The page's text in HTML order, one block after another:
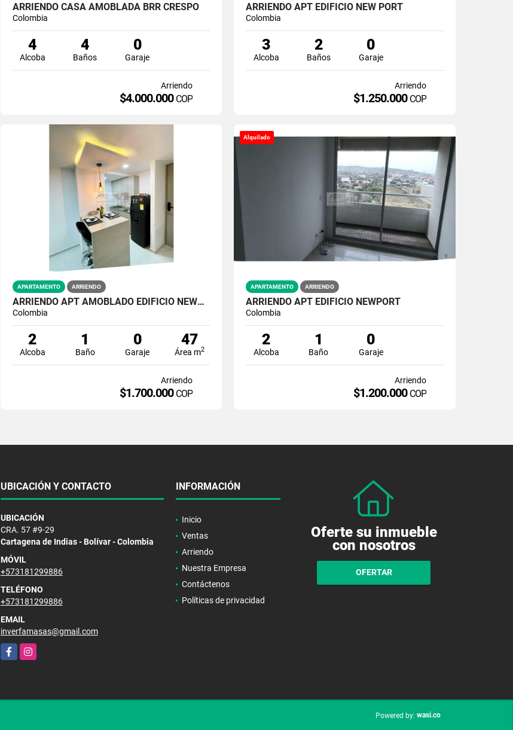
ARRIENDO CASA AMOBLADA BRR CRESPO
Colombia
4
Alcoba
4
Baños
0
Garaje
Arriendo
$4.000.000 COP
ARRIENDO APT EDIFICIO NEW PORT
Colombia
3
Alcoba
2
Baños
0
Garaje
Arriendo
$1.250.000 COP
APARTAMENTO ARRIENDO
ARRIENDO APT AMOBLADO EDIFICIO NEWPORT PORT
Colombia
2
Alcoba
1
Baño
0
Garaje
47
Área m2
Arriendo
$1.700.000 COP
Alquilado
APARTAMENTO ARRIENDO
ARRIENDO APT EDIFICIO NEWPORT
Colombia
2
Alcoba
1
Baño
0
Garaje
Arriendo
$1.200.000 COP
UBICACIÓN Y CONTACTO
UBICACIÓN
CRA. 57 #9-29
Cartagena de Indias - Bolívar - Colombia
MÓVIL
+573181299886
TELÉFONO
+573181299886
EMAIL
inverfamasas@gmail.com
FacebookInstagram
INFORMACIÓN
Inicio
Ventas
Arriendo
Nuestra Empresa
Contáctenos
Políticas de privacidad
Oferte su inmueble
con nosotros
OFERTAR
Powered by: wasi.co